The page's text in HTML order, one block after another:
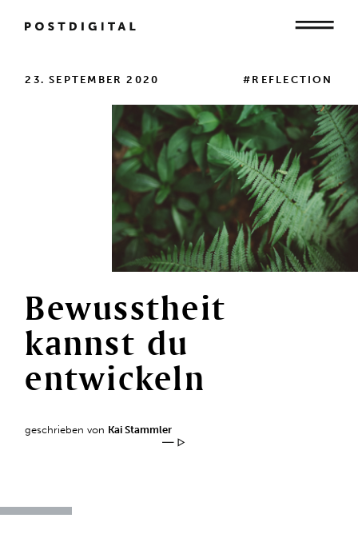
Mensch
Organisation
Gesellschaft
23. SEPTEMBER 2020 #REFLECTION
Bewusstheit
kannst du
entwickeln
geschrieben von Kai Stammler